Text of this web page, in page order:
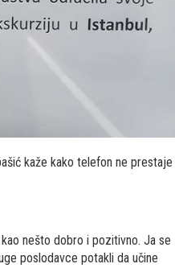
kaže kako telefon ne prestaje
nešto dobro i pozitivno. Ja se
poslodavce potakli da učine